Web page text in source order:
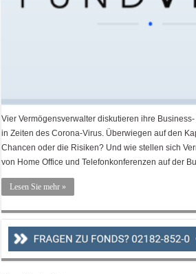
Vier Vermögensverwalter diskutieren ihre
in Zeiten des Corona-Virus. Überwiegen auf den
Chancen oder die Risiken? Und wie stellen sich
von Home Office und Telefonkonferenzen auf der
Lesen Sie mehr »